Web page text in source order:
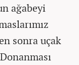
ağabeyi
sonra uçak